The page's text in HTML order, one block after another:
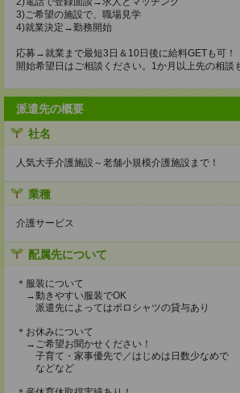
3)ご希望の施設で、職場見学
4)就業決定→勤務開始
応募→就業まで最短3日＆10日後に給料GETも可！
開始希望日はご相談ください。1か月以上先の相談
派遣先の概要
社名
人気大手介護施設～老舗小規模介護施設まで！
業種
介護サービス
配属先について
＊服装について
→動きやすい服装でOK
派遣先によってはポロシャツの貸与あり
＊お休みについて
→ご希望お聞かせください！
子育て・家事優先で／はじめは日数少なめで
などなど